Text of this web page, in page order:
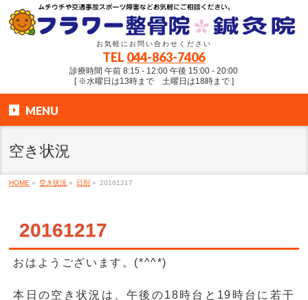
お気軽にお問い合わせください
TEL 044-863-7406
診療時間 午前 8:15 - 12:00 午後 15:00 - 20:00
[ ※水曜日は13時まで 土曜日は18時まで ]
MENU
空き状況
HOME » 空き状況 » 日別 » 20161217
20161217
おはようございます。(*^^*)
本日の空き状況は、午後の18時台と19時台に若干